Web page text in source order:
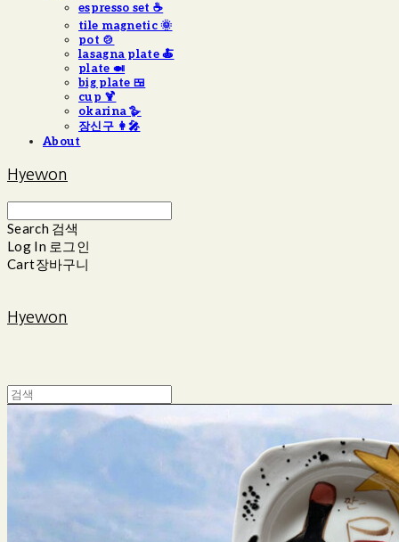
espresso set ☕️
tile magnetic 🌞
pot 🍲
lasagna plate 🍝
plate 🍛
big plate 🍱
cup 🍹
okarina 🪿
장신구 👩‍🎤
About
Hyewon
Search 검색
Log In 로그인
Cart장바구니
Hyewon